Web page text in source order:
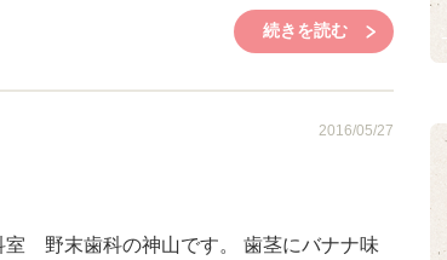
続きを読む
2016/05/27
野末歯科の神山です。 歯茎にバナナ味